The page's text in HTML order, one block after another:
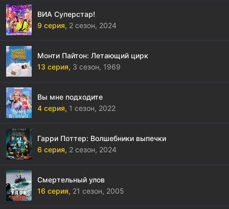
ВИА Суперстар!
9 серия, 2 сезон, 2024
Монти Пайтон: Летающий цирк
13 серия, 3 сезон, 1969
Вы мне подходите
4 серия, 1 сезон, 2022
Гарри Поттер: Волшебники выпечки
6 серия, 2 сезон, 2024
Смертельный улов
16 серия, 21 сезон, 2005